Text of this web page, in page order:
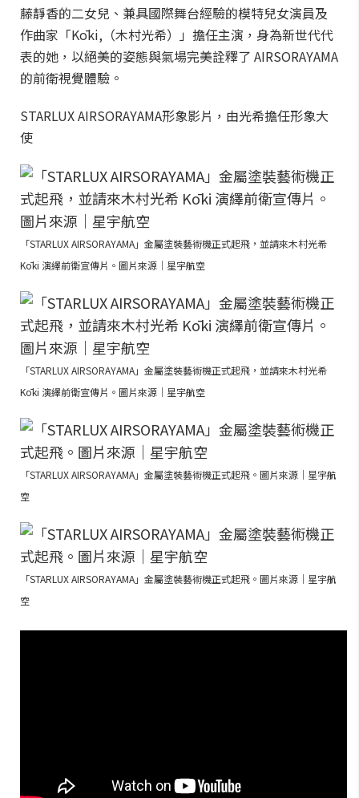
藤靜香的二女兒、兼具國際舞台經驗的模特兒女演員及
作曲家「Kōki,（木村光希）」擔任主演，身為新世代代
表的她，以絕美的姿態與氣場完美詮釋了 AIRSORAYAMA
的前衛視覺體驗。
STARLUX AIRSORAYAMA形象影片，由光希擔任形象大
使
「STARLUX AIRSORAYAMA」金屬塗裝藝術機正式起飛，並請來木村光希
Kōki 演繹前衛宣傳片。圖片來源｜星宇航空
「STARLUX AIRSORAYAMA」金屬塗裝藝術機正式起飛，並請來木村光希
Kōki 演繹前衛宣傳片。圖片來源｜星宇航空
「STARLUX AIRSORAYAMA」金屬塗裝藝術機正式起飛。圖片來源｜星宇航
空
「STARLUX AIRSORAYAMA」金屬塗裝藝術機正式起飛。圖片來源｜星宇航
空